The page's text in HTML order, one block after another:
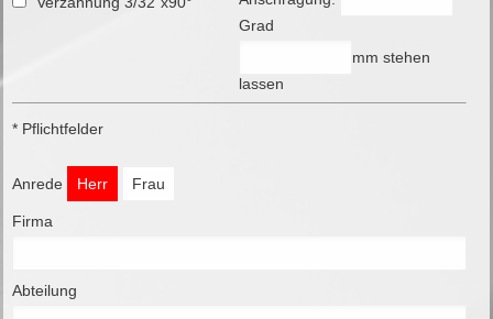
Grad
mm stehen
lassen
* Pflichtfelder
Anrede Herr Frau
Firma
Abteilung